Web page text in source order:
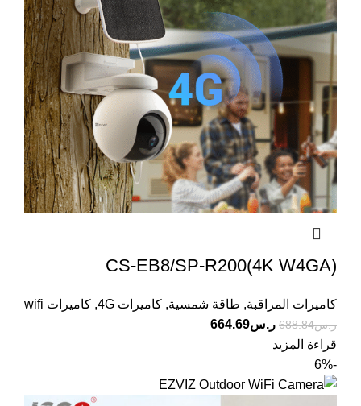
CS-EB8/SP-R200(4K W4GA)
كاميرات المراقبة, طاقة شمسية, كاميرات 4G , كاميرات wifi
ر.س688.84 ر.س664.69
قراءة المزيد
-6%